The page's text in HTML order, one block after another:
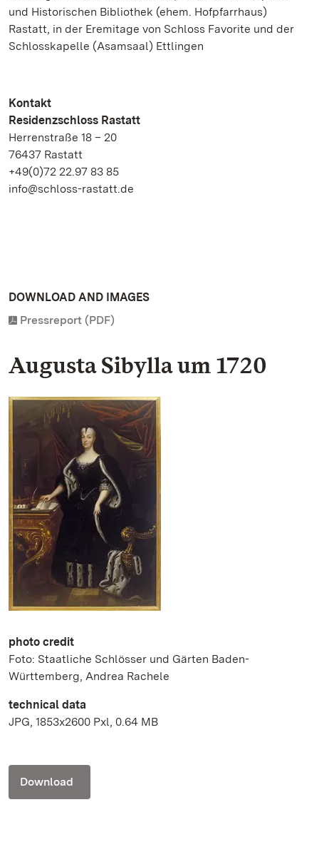
und Historischen Bibliothek (ehem. Hofpfarrhaus)
Rastatt, in der Eremitage von Schloss Favorite und der
Schlosskapelle (Asamsaal) Ettlingen
Kontakt
Residenzschloss Rastatt
Herrenstraße 18 – 20
76437 Rastatt
+49(0)72 22.97 83 85
info@schloss-rastatt.de
DOWNLOAD AND IMAGES
Pressreport (PDF)
Augusta Sibylla um 1720
photo credit
Foto: Staatliche Schlösser und Gärten Baden-
Württemberg, Andrea Rachele
technical data
JPG, 1853x2600 Pxl, 0.64 MB
Download